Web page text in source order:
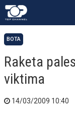
BOTA
Raketa
viktima
14/03/2009 10:40